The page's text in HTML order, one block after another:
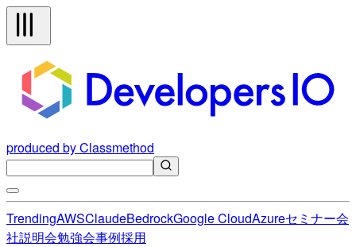
produced by Classmethod
TrendingAWSClaudeBedrockGoogle CloudAzureセミナー会
社説明会勉強会事例採用